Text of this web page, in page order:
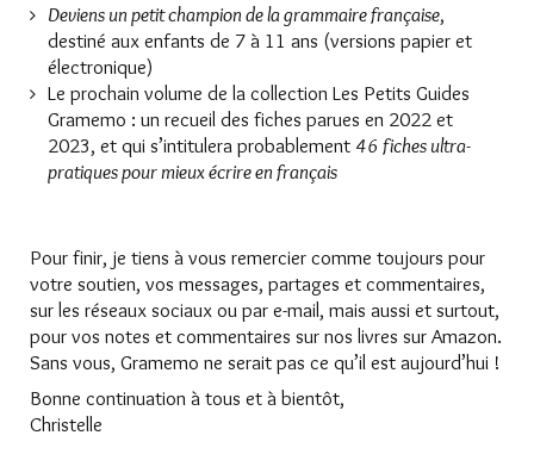
Deviens un petit champion de la grammaire française,
destiné aux enfants de 7 à 11 ans (versions papier et
électronique)
Le prochain volume de la collection Les Petits Guides
Gramemo : un recueil des fiches parues en 2022 et
2023, et qui s’intitulera probablement 46 fiches ultra-
pratiques pour mieux écrire en français
Pour finir, je tiens à vous remercier comme toujours pour
votre soutien, vos messages, partages et commentaires,
sur les réseaux sociaux ou par e-mail, mais aussi et surtout,
pour vos notes et commentaires sur nos livres sur Amazon.
Sans vous, Gramemo ne serait pas ce qu’il est aujourd’hui !
Bonne continuation à tous et à bientôt,
Christelle